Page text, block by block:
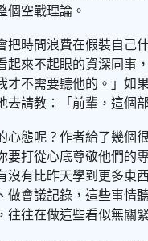
個空戰理論。
時間浪費在假裝自
來不起眼的資深同
不需要聽他的。」
請教：「前輩，這個
態呢？作者給了幾
打從心底尊敬他們
有比昨天學到更多
會議記錄，這些事
往在做這些看似無關